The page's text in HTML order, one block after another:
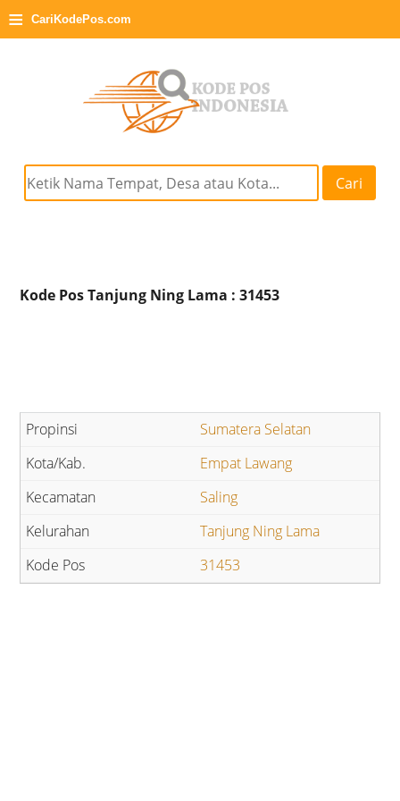
≡ CariKodePos.com
Cari
Kode Pos Tanjung Ning Lama : 31453
Sumatera Selatan
Empat Lawang
Saling
Tanjung Ning Lama
31453